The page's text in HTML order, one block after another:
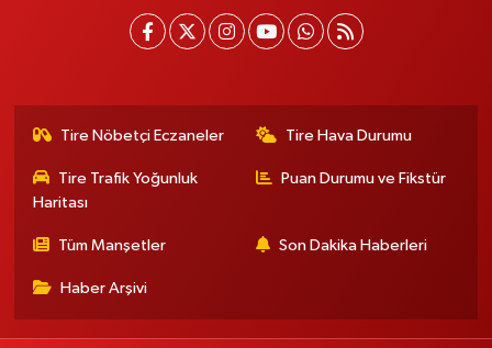
Tire Nöbetçi Eczaneler Tire Hava Durumu
Tire Trafik Yoğunluk
Haritası
Puan Durumu ve Fikstür
Tüm Manşetler Son Dakika Haberleri
Haber Arşivi